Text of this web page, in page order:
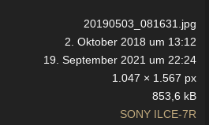
20190503_081631.jpg
2. Oktober 2018 um 13:12
19. September 2021 um 22:24
1.047 × 1.567 px
853,6 kB
SONY ILCE-7R